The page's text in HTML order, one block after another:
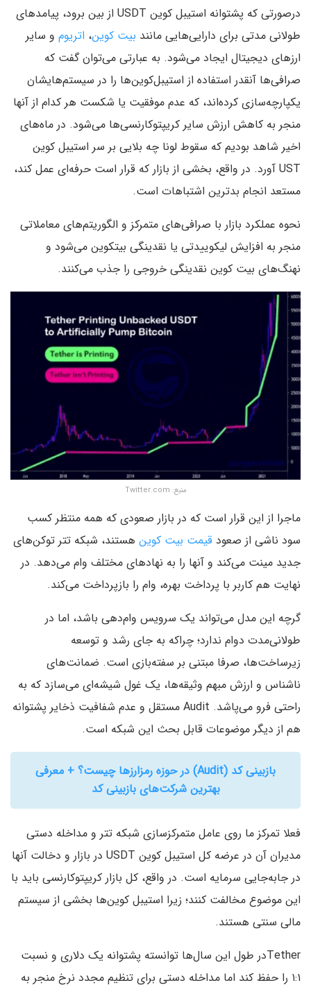
درصورتی که پشتوانه استیبل کوین USDT از بین برود، پیامدهای
طولانی مدتی برای دارایی‌هایی مانند بیت کوین، اتریوم و سایر
ارزهای دیجیتال ایجاد می‌شود. به عبارتی می‌توان گفت که
صرافی‌ها آنقدر استفاده از استیبل‌کوین‌ها را در سیستم‌هایشان
یکپارچه‌سازی کرده‌اند، که عدم موفقیت یا شکست هر کدام از آنها
منجر به کاهش ارزش سایر کریپتوکارنسی‌ها می‌شود. در ماه‌های
اخیر شاهد بودیم که سقوط لونا چه بلایی بر سر استیبل کوین
UST آورد. در واقع، بخشی از بازار که قرار است حرفه‌ای عمل کند،
مستعد انجام بدترین اشتباهات است.
نحوه عملکرد بازار با صرافی‌های متمرکز و الگوریتم‌های معاملاتی
منجر به افزایش لیکوییدتی یا نقدینگی بیتکوین می‌شود و
نهنگ‌های بیت کوین نقدینگی خروجی را جذب می‌کنند.
منبع: Twitter.com
ماجرا از این قرار است که در بازار صعودی که همه منتظر کسب
سود ناشی از صعود قیمت بیت کوین هستند، شبکه تتر توکن‌های
جدید مینت می‌کند و آنها را به نهادهای مختلف وام می‌دهد. در
نهایت هم کاربر با پرداخت بهره، وام را بازپرداخت می‌کند.
گرچه این مدل می‌تواند یک سرویس وام‌دهی باشد، اما در
طولانی‌مدت دوام ندارد؛ چراکه به جای رشد و توسعه
زیرساخت‌ها، صرفا مبتنی بر سفته‌بازی است. ضمانت‌های
ناشناس و ارزش مبهم وثیقه‌ها، یک غول شیشه‌ای می‌سازد که به
راحتی فرو می‌پاشد. Audit مستقل و عدم شفافیت ذخایر پشتوانه
هم از دیگر موضوعات قابل بحث این شبکه است.
بازبینی کد (Audit) در حوزه رمزارزها چیست؟ + معرفی
بهترین شرکت‌های بازبینی کد
فعلا تمرکز ما روی عامل متمرکزسازی شبکه تتر و مداخله دستی
مدیران آن در عرضه کل استیبل کوین USDT در بازار و دخالت آنها
در جابه‌جایی سرمایه است. در واقع، کل بازار کریپتوکارنسی باید با
این موضوع مخالفت کنند؛ زیرا استیبل کوین‌ها بخشی از سیستم
مالی سنتی هستند.
Tetherدر طول این سال‌ها توانسته پشتوانه یک دلاری و نسبت
۱:۱ را حفظ کند اما مداخله دستی برای تنظیم مجدد نرخ منجر به